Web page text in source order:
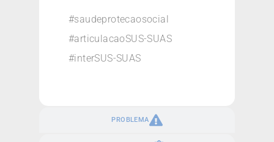
PROBLEMA
#saudeprotecaosocial
#articulacaoSUS-SUAS
#interSUS-SUAS